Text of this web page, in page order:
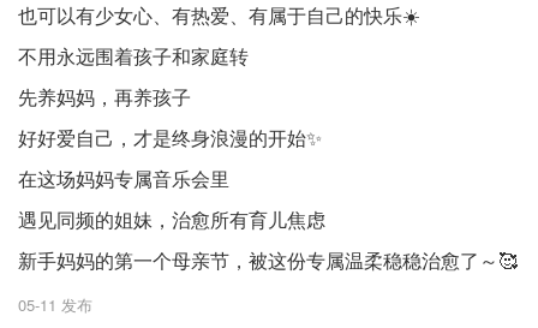
也可以有少女心、有热爱、有属于自己的快乐☀️
不用永远围着孩子和家庭转
先养妈妈，再养孩子
好好爱自己，才是终身浪漫的开始✨
在这场妈妈专属音乐会里
遇见同频的姐妹，治愈所有育儿焦虑
新手妈妈的第一个母亲节，被这份专属温柔稳稳治愈了～🥰
05-11 发布